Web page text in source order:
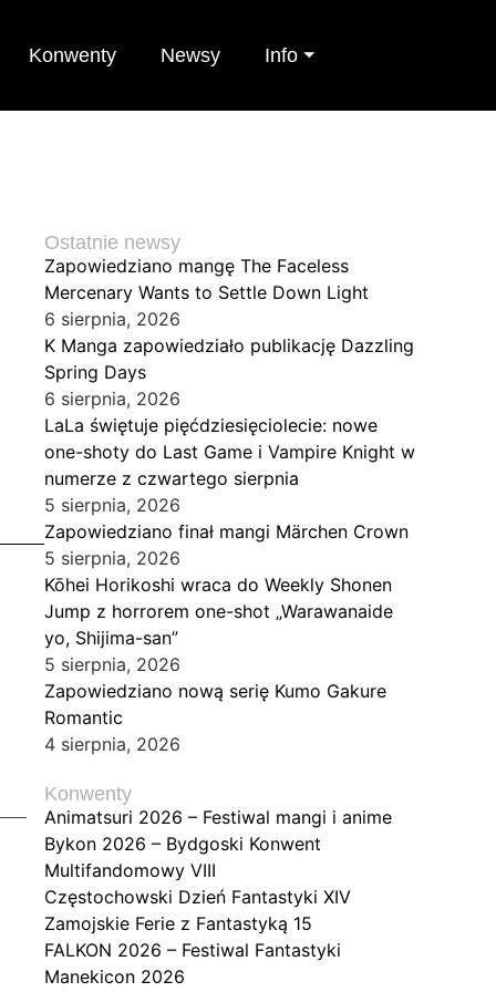
Konwenty Newsy Info ⏷
Ostatnie newsy
Zapowiedziano mangę The Faceless
Mercenary Wants to Settle Down Light
6 sierpnia, 2026
K Manga zapowiedziało publikację Dazzling
Spring Days
6 sierpnia, 2026
LaLa świętuje pięćdziesięciolecie: nowe
one-shoty do Last Game i Vampire Knight w
numerze z czwartego sierpnia
5 sierpnia, 2026
Zapowiedziano finał mangi Märchen Crown
5 sierpnia, 2026
Kōhei Horikoshi wraca do Weekly Shonen
Jump z horrorem one-shot „Warawanaide
yo, Shijima-san”
5 sierpnia, 2026
Zapowiedziano nową serię Kumo Gakure
Romantic
4 sierpnia, 2026
Konwenty
Animatsuri 2026 – Festiwal mangi i anime
Bykon 2026 – Bydgoski Konwent
Multifandomowy VIII
Częstochowski Dzień Fantastyki XIV
Zamojskie Ferie z Fantastyką 15
FALKON 2026 – Festiwal Fantastyki
Manekicon 2026